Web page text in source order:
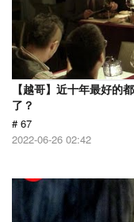
【越哥】近十年最好的
了？
# 67
2022-06-26 02:42